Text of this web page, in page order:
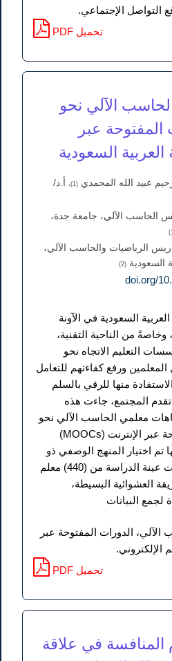
التواصل الإجتماعي.
PDF تحميل
الآلي نحو
المفتوحة عبر
العربية السعودية
عبيد الله المحمدي (1)،
أ.د/
الحاسب الآلي، جامعة جدة،
الرياضيات والحاسب الآلي،
السعودية (2)
السعودية في الآونة
وخاصةً من الناحية التقنية،
التعليم الاتجاه نحو
المعلمين ورفع كفاءتهم للتعامل
منها للرقي بالسلم
المجتمع، جاءت هذه
معلمي الحاسب الآلي نحو
الالتحاق بالدورات المفتوحة عبر الإنترنت (MOOCs)
تم اختيار المنهج الوصفي ذو
الأسلوب المسحي، وتكونت عينة الدراسة من (440) معلم
العشوائية البسيطة،
لجمع البيانات
الدورات المفتوحة عبر
PDF تحميل
في علاقة